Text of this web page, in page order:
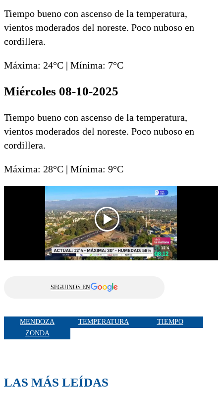
Tiempo bueno con ascenso de la temperatura,
vientos moderados del noreste. Poco nuboso en
cordillera.
Máxima: 24°C | Mínima: 7°C
Miércoles 08-10-2025
Tiempo bueno con ascenso de la temperatura,
vientos moderados del noreste. Poco nuboso en
cordillera.
Máxima: 28°C | Mínima: 9°C
SEGUINOS EN
MENDOZA TEMPERATURA
TIEMPO
ZONDA
LAS MÁS LEÍDAS